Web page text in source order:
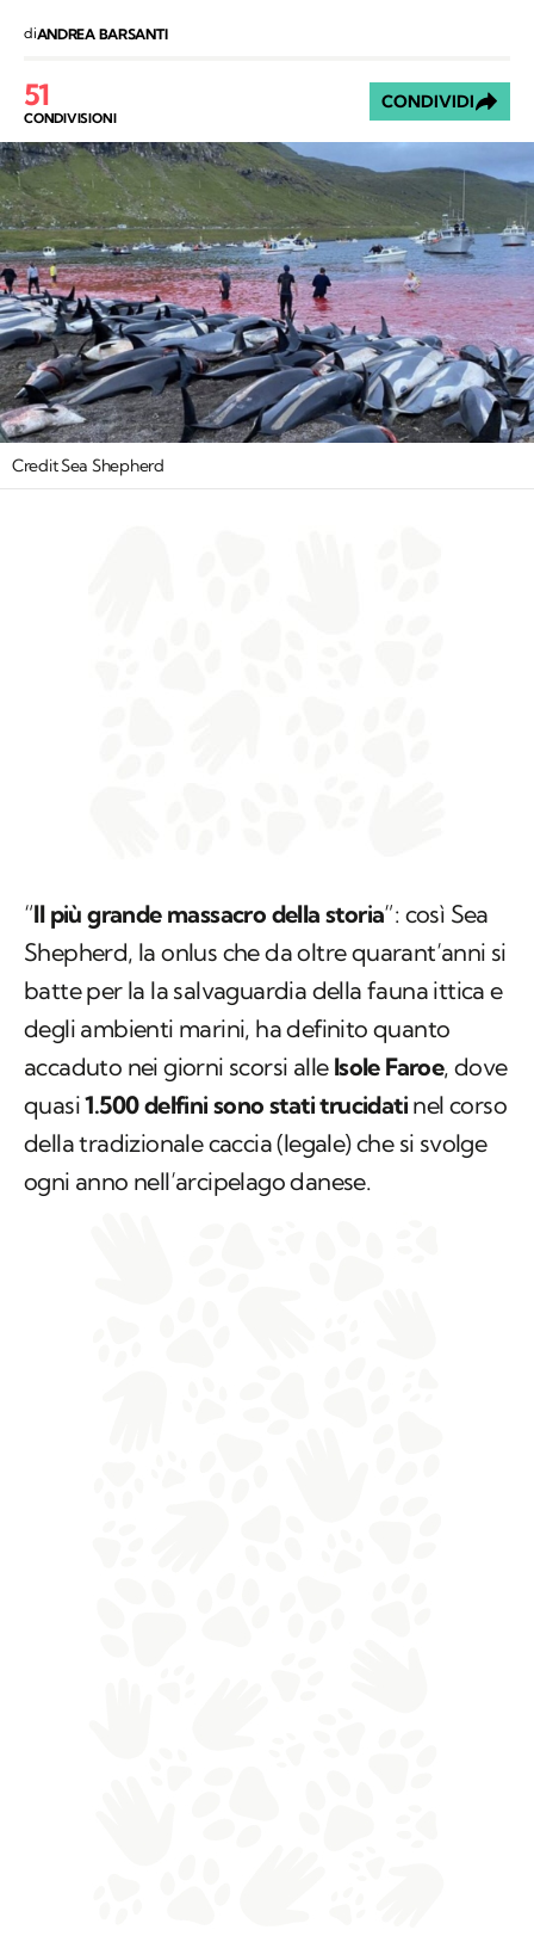
diANDREA BARSANTI
51
CONDIVISIONI
CONDIVIDI
Credit Sea Shepherd
“Il più grande massacro della storia”: così Sea
Shepherd, la onlus che da oltre quarant’anni si
batte per la la salvaguardia della fauna ittica e
degli ambienti marini, ha definito quanto
accaduto nei giorni scorsi alle Isole Faroe, dove
quasi1.500 delfini sono stati trucidati nel corso
della tradizionale caccia (legale) che si svolge
ogni anno nell’arcipelago danese.